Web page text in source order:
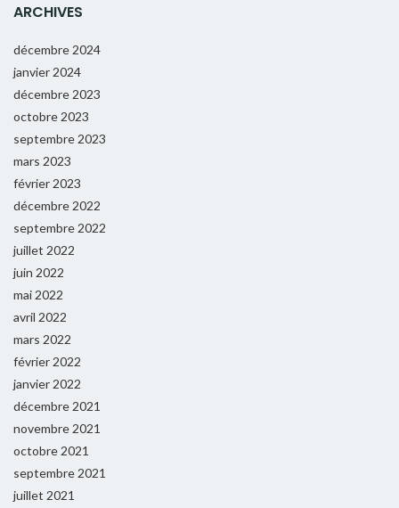
ARCHIVES
décembre 2024
janvier 2024
décembre 2023
octobre 2023
septembre 2023
mars 2023
février 2023
décembre 2022
septembre 2022
juillet 2022
juin 2022
mai 2022
avril 2022
mars 2022
février 2022
janvier 2022
décembre 2021
novembre 2021
octobre 2021
septembre 2021
juillet 2021